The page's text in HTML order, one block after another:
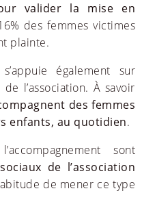
valider la mise en
des femmes victimes
plainte.
également sur
l’association. À savoir
des femmes
enfants, au quotidien.
sont
de l’association
de mener ce type